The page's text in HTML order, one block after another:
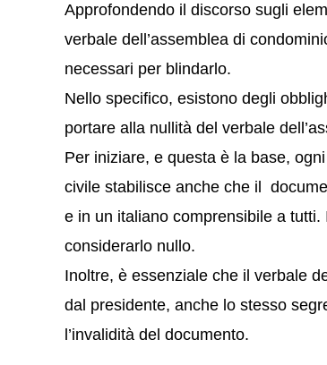
Approfondendo il discorso sugli
verbale dell’assemblea di
necessari per blindarlo.
Nello specifico, esistono degli
portare alla nullità del verbale
Per iniziare, e questa è la base,
civile stabilisce anche che il
e in un italiano comprensibile a
considerarlo nullo.
Inoltre, è essenziale che il verbale
dal presidente, anche lo stesso
l’invalidità del documento.